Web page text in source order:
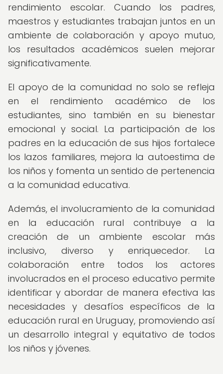
rendimiento escolar. Cuando los padres,
maestros y estudiantes trabajan juntos en un
ambiente de colaboración y apoyo mutuo,
los resultados académicos suelen mejorar
significativamente.
El apoyo de la comunidad no solo se refleja
en el rendimiento académico de los
estudiantes, sino también en su bienestar
emocional y social. La participación de los
padres en la educación de sus hijos fortalece
los lazos familiares, mejora la autoestima de
los niños y fomenta un sentido de pertenencia
a la comunidad educativa.
Además, el involucramiento de la comunidad
en la educación rural contribuye a la
creación de un ambiente escolar más
inclusivo, diverso y enriquecedor. La
colaboración entre todos los actores
involucrados en el proceso educativo permite
identificar y abordar de manera efectiva las
necesidades y desafíos específicos de la
educación rural en Uruguay, promoviendo así
un desarrollo integral y equitativo de todos
los niños y jóvenes.